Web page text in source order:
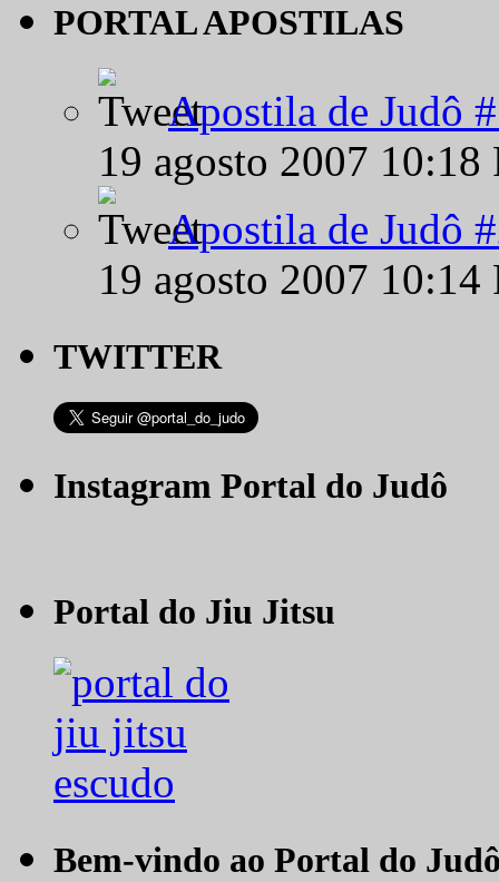
PORTAL APOSTILAS
Apostila de Judô
19 agosto 2007
Apostila de Judô
19 agosto 2007
TWITTER
Instagram Portal do Judô
Portal do Jiu Jitsu
Bem-vindo ao Portal do